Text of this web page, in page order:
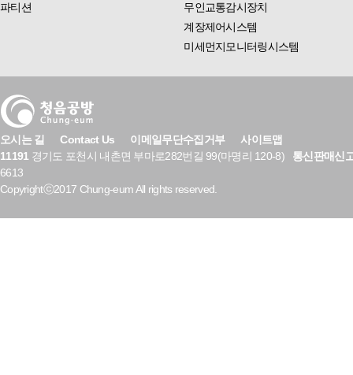
파티션
무인교통감시장치
계장제어시스템
미세먼지모니터링시스템
오시는 길 Contact Us 이메일무단수집거부
사이트맵
11191 경기도 포천시 내촌면 부마로282번길 99(마명리 120-8)
통신판매신
6613
Copyrightⓒ2017 Chung-eum All rights reserved.